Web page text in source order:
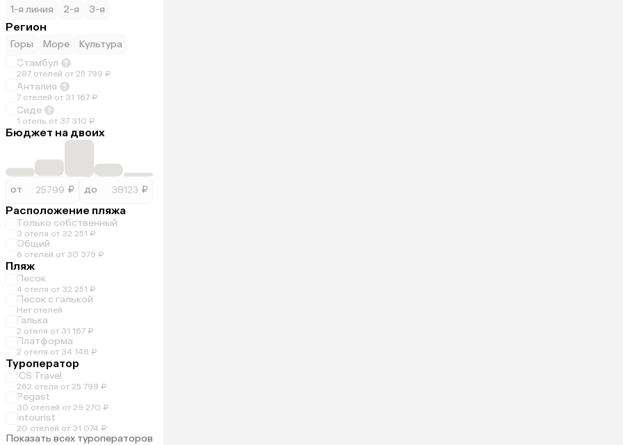
1-я линия 2-я 3-я
Регион
Горы Море
Культура
Стамбул
287 отелей от 25 799 ₽
Анталия
7 отелей от 31 167 ₽
Сиде
1 отель от 37 310 ₽
Бюджет на двоих
от ₽ до ₽
Расположение пляжа
Только собственный
3 отеля от 32 251 ₽
Общий
6 отелей от 30 379 ₽
Пляж
Песок
4 отеля от 32 251 ₽
Песок с галькой
Нет отелей
Галька
2 отеля от 31 167 ₽
Платформа
2 отеля от 34 148 ₽
Туроператор
ICS Travel
262 отеля от 25 799 ₽
Pegast
30 отелей от 29 270 ₽
Intourist
20 отелей от 31 074 ₽
Показать всех туроператоров